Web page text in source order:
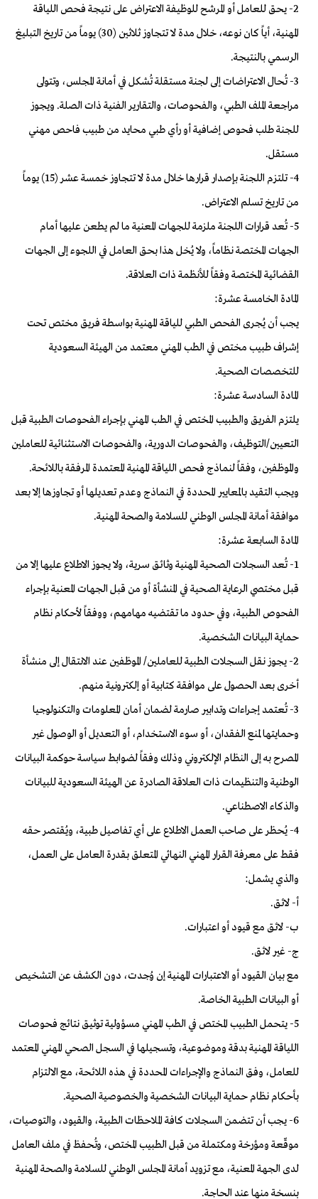
2- يحق للعامل أو المرشح للوظيفة الاعتراض على نتيجة فحص اللياقة
المهنية، أياً كان نوعه، خلال مدة لا تتجاوز ثلاثين (30) يوماً من تاريخ التبليغ
الرسمي بالنتيجة.
3- تُحال الاعتراضات إلى لجنة مستقلة تُشكل في أمانة المجلس، وتتولى
مراجعة الملف الطبي، والفحوصات، والتقارير الفنية ذات الصلة. ويجوز
للجنة طلب فحوص إضافية أو رأي طبي محايد من طبيب فاحص مهني
مستقل.
4- تلتزم اللجنة بإصدار قرارها خلال مدة لا تتجاوز خمسة عشر (15) يوماً
من تاريخ تسلم الاعتراض.
5- تُعد قرارات اللجنة ملزمة للجهات المعنية ما لم يطعن عليها أمام
الجهات المختصة نظاماً، ولا يُخل هذا بحق العامل في اللجوء إلى الجهات
القضائية المختصة وفقاً للأنظمة ذات العلاقة.
المادة الخامسة عشرة:
يجب أن يُجرى الفحص الطبي للياقة المهنية بواسطة فريق مختص تحت
إشراف طبيب مختص في الطب المهني معتمد من الهيئة السعودية
للتخصصات الصحية.
المادة السادسة عشرة:
يلتزم الفريق والطبيب المختص في الطب المهني بإجراء الفحوصات الطبية قبل
التعيين/التوظيف، والفحوصات الدورية، والفحوصات الاستثنائية للعاملين
والموظفين، وفقاً لنماذج فحص اللياقة المهنية المعتمدة المرفقة باللائحة.
ويجب التقيد بالمعايير المحددة في النماذج وعدم تعديلها أو تجاوزها إلا بعد
موافقة أمانة المجلس الوطني للسلامة والصحة المهنية.
المادة السابعة عشرة:
1- تُعد السجلات الصحية المهنية وثائق سرية، ولا يجوز الاطلاع عليها إلا من
قبل مختصي الرعاية الصحية في المنشأة أو من قبل الجهات المعنية بإجراء
الفحوص الطبية، وفي حدود ما تقتضيه مهامهم، ووفقاً لأحكام نظام
حماية البيانات الشخصية.
2- يجوز نقل السجلات الطبية للعاملين/ الموظفين عند الانتقال إلى منشأة
أخرى بعد الحصول على موافقة كتابية أو إلكترونية منهم.
3- تُعتمد إجراءات وتدابير صارمة لضمان أمان المعلومات والتكنولوجيا
وحمايتها لمنع الفقدان، أو سوء الاستخدام، أو التعديل أو الوصول غير
المصرح به إلى النظام الإلكتروني وذلك وفقاً لضوابط سياسة حوكمة البيانات
الوطنية والتنظيمات ذات العلاقة الصادرة عن الهيئة السعودية للبيانات
والذكاء الاصطناعي.
4- يُحظر على صاحب العمل الاطلاع على أي تفاصيل طبية، ويُقتصر حقه
فقط على معرفة القرار المهني النهائي المتعلق بقدرة العامل على العمل،
والذي يشمل:
أ- لائق.
ب- لائق مع قيود أو اعتبارات.
ج- غير لائق.
مع بيان القيود أو الاعتبارات المهنية إن وُجدت، دون الكشف عن التشخيص
أو البيانات الطبية الخاصة.
5- يتحمل الطبيب المختص في الطب المهني مسؤولية توثيق نتائج فحوصات
اللياقة المهنية بدقة وموضوعية، وتسجيلها في السجل الصحي المهني المعتمد
للعامل، وفق النماذج والإجراءات المحددة في هذه اللائحة، مع الالتزام
بأحكام نظام حماية البيانات الشخصية والخصوصية الصحية.
6- يجب أن تتضمن السجلات كافة الملاحظات الطبية، والقيود، والتوصيات،
موقّعة ومؤرخة ومكتملة من قبل الطبيب المختص، وتُحفظ في ملف العامل
لدى الجهة المعنية، مع تزويد أمانة المجلس الوطني للسلامة والصحة المهنية
بنسخة منها عند الحاجة.